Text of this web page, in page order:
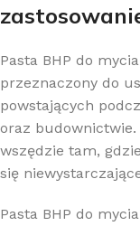
Pasta BHP do
przeznaczony do
powstających
oraz
wszędzie tam,
się
Pasta BHP do